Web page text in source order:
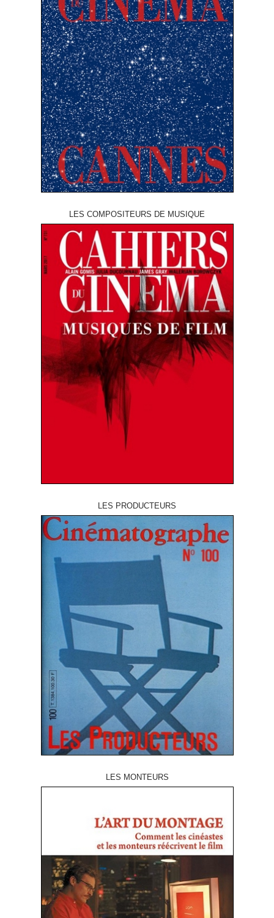
LES COMPOSITEURS DE MUSIQUE
LES PRODUCTEURS
LES MONTEURS